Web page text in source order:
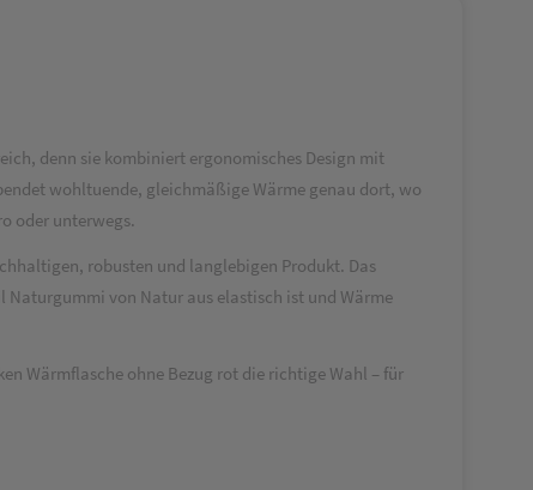
denn sie kombiniert ergonomisches Design mit
wohltuende, gleichmäßige Wärme genau dort, wo
oder unterwegs.
robusten und langlebigen Produkt. Das
Naturgummi von Natur aus elastisch ist und Wärme
Wärmflasche ohne Bezug rot die richtige Wahl – für